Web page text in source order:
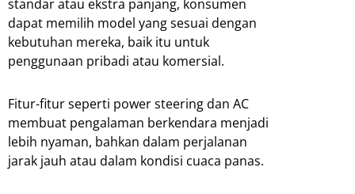
standar atau ekstra panjang, konsumen
dapat memilih model yang sesuai dengan
kebutuhan mereka, baik itu untuk
penggunaan pribadi atau komersial.
Fitur-fitur seperti power steering dan AC
membuat pengalaman berkendara menjadi
lebih nyaman, bahkan dalam perjalanan
jarak jauh atau dalam kondisi cuaca panas.